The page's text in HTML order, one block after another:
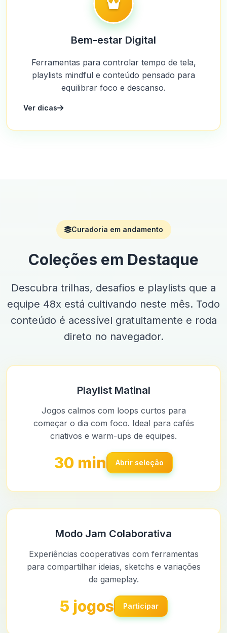
Bem-estar Digital
Ferramentas para controlar tempo de tela,
playlists mindful e conteúdo pensado para
equilibrar foco e descanso.
Ver dicas
Curadoria em andamento
Coleções em Destaque
Descubra trilhas, desafios e playlists que a
equipe 48x está cultivando neste mês. Todo
conteúdo é acessível gratuitamente e roda
direto no navegador.
Playlist Matinal
Jogos calmos com loops curtos para
começar o dia com foco. Ideal para cafés
criativos e warm-ups de equipes.
30 min Abrir seleção
Modo Jam Colaborativa
Experiências cooperativas com ferramentas
para compartilhar ideias, sketchs e variações
de gameplay.
5 jogos Participar